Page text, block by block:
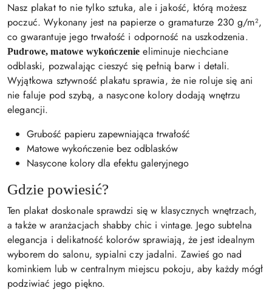
Nasz plakat to nie tylko sztuka, ale i jakość, którą możesz
poczuć. Wykonany jest na papierze o gramaturze 230 g/m²,
co gwarantuje jego trwałość i odporność na uszkodzenia.
Pudrowe, matowe wykończenie eliminuje niechciane
odblaski, pozwalając cieszyć się pełnią barw i detali.
Wyjątkowa sztywność plakatu sprawia, że nie roluje się ani
nie faluje pod szybą, a nasycone kolory dodają wnętrzu
elegancji.
Grubość papieru zapewniająca trwałość
Matowe wykończenie bez odblasków
Nasycone kolory dla efektu galeryjnego
Gdzie powiesić?
Ten plakat doskonale sprawdzi się w klasycznych wnętrzach,
a także w aranżacjach shabby chic i vintage. Jego subtelna
elegancja i delikatność kolorów sprawiają, że jest idealnym
wyborem do salonu, sypialni czy jadalni. Zawieś go nad
kominkiem lub w centralnym miejscu pokoju, aby każdy mógł
podziwiać jego piękno.